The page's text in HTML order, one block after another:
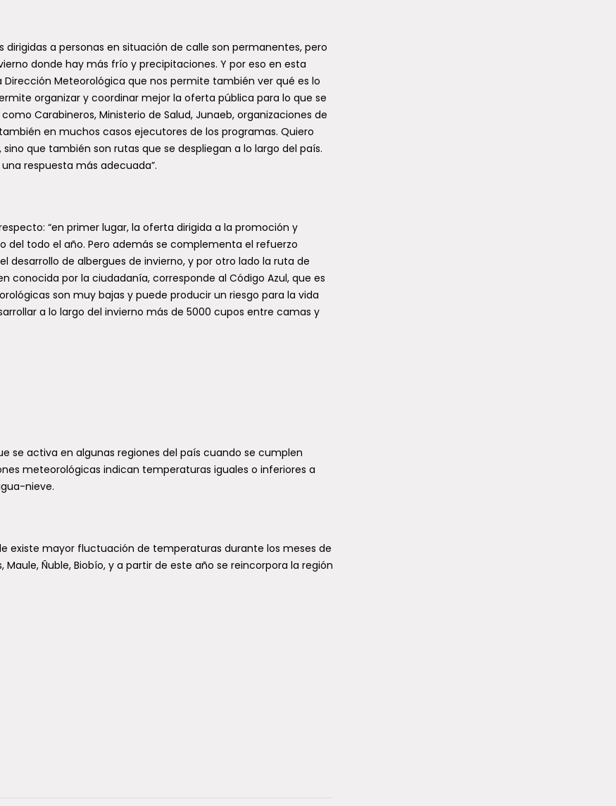
a personas en situación de calle son permanentes, pero
donde hay más frío y precipitaciones. Y por eso en esta
Meteorológica que nos permite también ver qué es lo
organizar y coordinar mejor la oferta pública para lo que se
Carabineros, Ministerio de Salud, Junaeb, organizaciones de
en muchos casos ejecutores de los programas. Quiero
que también son rutas que se despliegan a lo largo del país.
respuesta más adecuada”.
“en primer lugar, la oferta dirigida a la promoción y
del todo el año. Pero además se complementa el refuerzo
desarrollo de albergues de invierno, y por otro lado la ruta de
conocida por la ciudadanía, corresponde al Código Azul, que es
son muy bajas y puede producir un riesgo para la vida
a lo largo del invierno más de 5000 cupos entre camas y
se activa en algunas regiones del país cuando se cumplen
meteorológicas indican temperaturas iguales o inferiores a
nieve.
existe mayor fluctuación de temperaturas durante los meses de
Maule, Ñuble, Biobío, y a partir de este año se reincorpora la región